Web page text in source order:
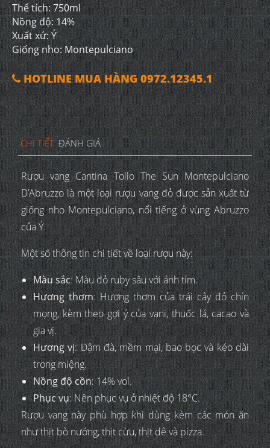
Thể tích: 750ml
Nồng độ: 14%
Xuất xứ: Ý
Giống nho: Montepulciano
HOTLINE MUA HÀNG 0972.12345.1
CHI TIẾT ĐÁNH GIÁ
Rượu vang Cantina Tollo The Sun Montepulciano
D’Abruzzo là một loại rượu vang đỏ được sản xuất từ
giống nho Montepulciano, nổi tiếng ở vùng Abruzzo
của Ý.
Một số thông tin chi tiết về loại rượu này:
Màu sắc: Màu đỏ ruby sâu với ánh tím.
Hương thơm: Hương thơm của trái cây đỏ chín
mọng, kèm theo gợi ý của vani, thuốc lá, cacao và
gia vị.
Hương vị: Đậm đà, mềm mại, bao bọc và kéo dài
trong miệng.
Nồng độ cồn: 14% vol.
Phục vụ: Nên phục vụ ở nhiệt độ 18°C.
Rượu vang này phù hợp khi dùng kèm các món ăn
như thịt bò nướng, thịt cừu, thịt dê và pizza.